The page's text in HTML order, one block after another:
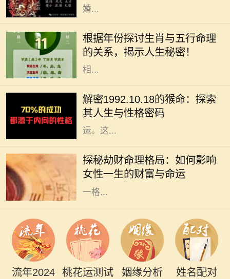
婚...
根据年份探讨生肖与五行命理
的关系，揭示人生秘密！
在中国传统文化中，生肖和五行是命
理学中两个重要的元素。每一个生肖
年都有其独特的五行属性，这不仅影
响着个人的性格特征，还与命运息息
相...
解密1992.10.18的猴命：探索
其人生与性格密码
在中华文化中，十二生肖不仅仅是一
种标志，更蕴含着丰富的哲学和人生
智慧。我们今天要探讨的是1992年
10月18日出生的猴命人的性格与命
运。这...
探秘劫财命理格局：如何影响
女性一生的财富与命运
在命理学中，劫财格局常常被视为一
种特殊的命理趋势，尤其对女性而
言，它不仅影响着她的财富，还深刻
影响着她的生活与人际关系。了解这
一格...
流年2024 桃花运测试 姻缘分析 姓名配对